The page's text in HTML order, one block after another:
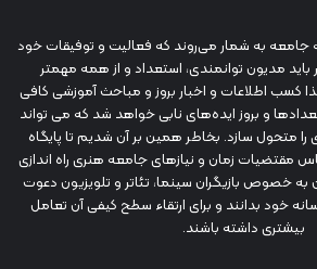
جامعه به شمار می‌روند که فعالیت و توفیقات خود
باید مدیون توانمندی، استعداد و از همه مهمتر
کسب اطلاعات و اخبار بروز و مباحث آموزشی کافی
و بروز ایده‌های نابی خواهد شد که می تواند
متحول سازد. بخاطر همین بر آن شدیم تا پایگاه
مقتضیات زمان و نیازهای جامعه هنری راه اندازی
به خصوص بازیگران سینما، تئاتر و تلویزیون دعوت
خود بدانند و برای ارتقاء سطح کیفی آن تعامل
بیشتری داشته باشند.